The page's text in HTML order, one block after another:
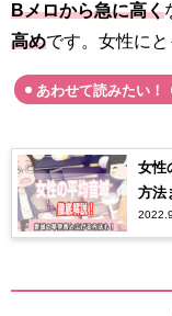
Bメロから急に高く
高めです。女性にと
あわせて読みたい！
女性
方法